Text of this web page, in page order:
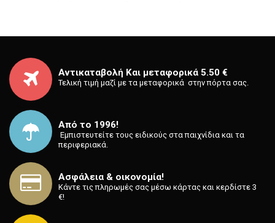
Αντικαταβολή Και μεταφορικά 5.50 €
Τελική τιμή μαζί με τα μεταφορικά στην πόρτα σας.
Από το 1996!
⁡ Εμπιστευτείτε τους ειδικούς στα παιχνίδια και τα
περιφεριακά.
Ασφάλεια & οικονομία!
Κάντε τις πληρωμές σας μέσω κάρτας και κερδίστε 3
€!